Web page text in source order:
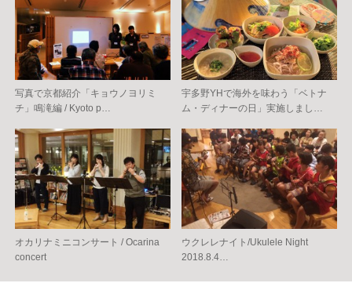
写真で京都紹介「キョウノヨリミ
チ」鳴滝編 / Kyoto p…
宇多野YHで海外を味わう「ベトナ
ム・ディナーの日」実施しまし…
オカリナミニコンサート / Ocarina
concert
ウクレレナイト/Ukulele Night
2018.8.4…